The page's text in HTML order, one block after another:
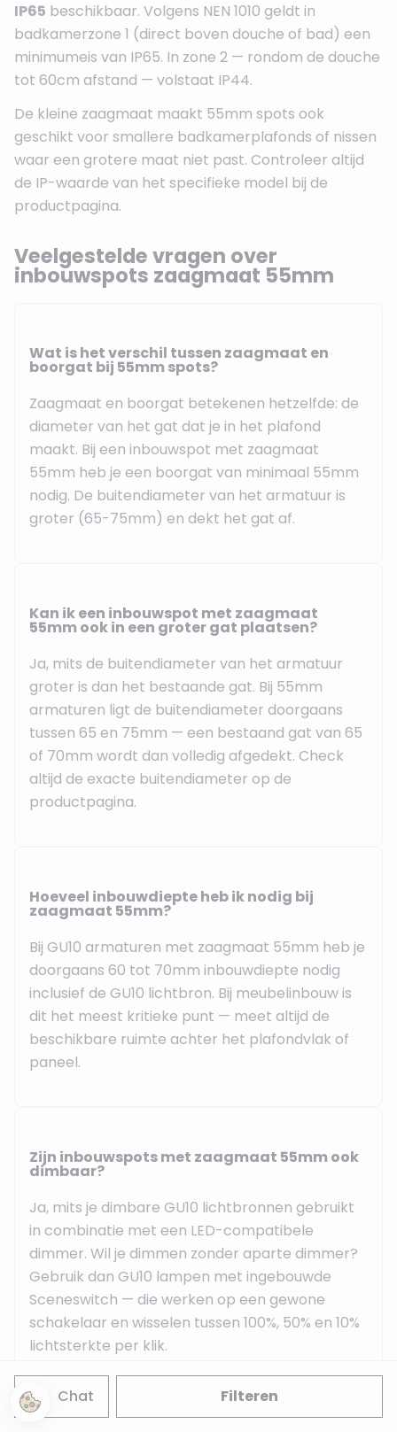
Chat Filteren
IP65 beschikbaar. Volgens NEN 1010 geldt in
badkamerzone 1 (direct boven douche of bad) een
minimumeis van IP65. In zone 2 — rondom de douche
tot 60cm afstand — volstaat IP44.
De kleine zaagmaat maakt 55mm spots ook
geschikt voor smallere badkamerplafonds of nissen
waar een grotere maat niet past. Controleer altijd
de IP-waarde van het specifieke model bij de
productpagina.
Veelgestelde vragen over
inbouwspots zaagmaat 55mm
Wat is het verschil tussen zaagmaat en
boorgat bij 55mm spots?
Zaagmaat en boorgat betekenen hetzelfde: de
diameter van het gat dat je in het plafond
maakt. Bij een inbouwspot met zaagmaat
55mm heb je een boorgat van minimaal 55mm
nodig. De buitendiameter van het armatuur is
groter (65-75mm) en dekt het gat af.
Kan ik een inbouwspot met zaagmaat
55mm ook in een groter gat plaatsen?
Ja, mits de buitendiameter van het armatuur
groter is dan het bestaande gat. Bij 55mm
armaturen ligt de buitendiameter doorgaans
tussen 65 en 75mm — een bestaand gat van 65
of 70mm wordt dan volledig afgedekt. Check
altijd de exacte buitendiameter op de
productpagina.
Hoeveel inbouwdiepte heb ik nodig bij
zaagmaat 55mm?
Bij GU10 armaturen met zaagmaat 55mm heb je
doorgaans 60 tot 70mm inbouwdiepte nodig
inclusief de GU10 lichtbron. Bij meubelinbouw is
dit het meest kritieke punt — meet altijd de
beschikbare ruimte achter het plafondvlak of
paneel.
Zijn inbouwspots met zaagmaat 55mm ook
dimbaar?
Ja, mits je dimbare GU10 lichtbronnen gebruikt
in combinatie met een LED-compatibele
dimmer. Wil je dimmen zonder aparte dimmer?
Gebruik dan GU10 lampen met ingebouwde
Sceneswitch — die werken op een gewone
schakelaar en wisselen tussen 100%, 50% en 10%
lichtsterkte per klik.